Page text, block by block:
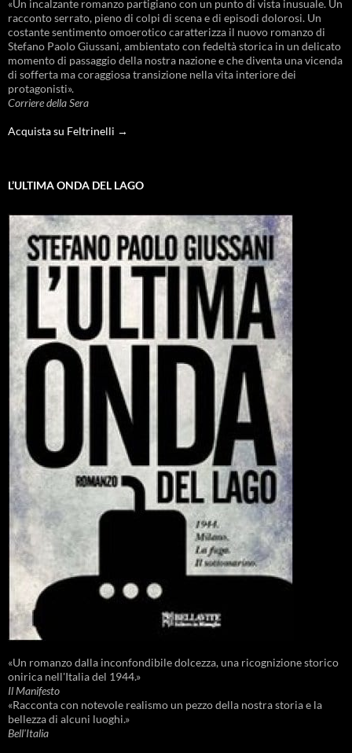
«Un incalzante romanzo partigiano con un punto di vista inusuale. Un
racconto serrato, pieno di colpi di scena e di episodi dolorosi. Un
costante sentimento omoerotico caratterizza il nuovo romanzo di
Stefano Paolo Giussani, ambientato con fedeltà storica in un delicato
momento di passaggio della nostra nazione e che diventa una vicenda
di sofferta ma coraggiosa transizione nella vita interiore dei
protagonisti».
Corriere della Sera
Acquista su Feltrinelli →
L’ULTIMA ONDA DEL LAGO
«Un romanzo dalla inconfondibile dolcezza, una ricognizione storico
onirica nell'Italia del 1944.»
Il Manifesto
«Racconta con notevole realismo un pezzo della nostra storia e la
bellezza di alcuni luoghi.»
Bell'Italia